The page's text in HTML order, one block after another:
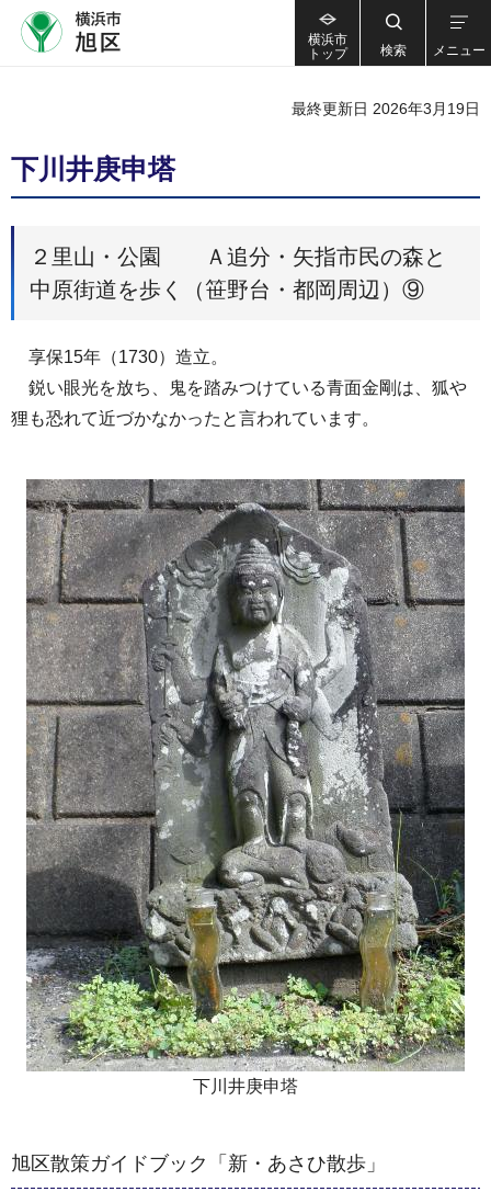
横浜市
トップ
検索 メニュー
最終更新日 2026年3月19日
下川井庚申塔
２里山・公園 Ａ追分・矢指市民の森と
中原街道を歩く（笹野台・都岡周辺）⑨
享保15年（1730）造立。
鋭い眼光を放ち、鬼を踏みつけている青面金剛は、狐や
狸も恐れて近づかなかったと言われています。
下川井庚申塔
旭区散策ガイドブック「新・あさひ散歩」